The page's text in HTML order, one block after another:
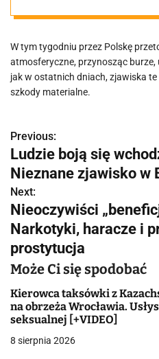
W tym tygodniu przez Polskę
atmosferyczne, przynosząc burze,
jak w ostatnich dniach, zjawiska
szkody materialne.
N
a
w
i
g
a
c
j
a
Previous:
Ludzie boją się
Nieznane zjawisko w
Next:
Nieoczywiści
Narkotyki, haracze i
prostytucja
Może Ci się spodobać
Kierowca taksówki z
na obrzeża Wrocławia.
seksualnej [+VIDEO]
8 sierpnia 2026